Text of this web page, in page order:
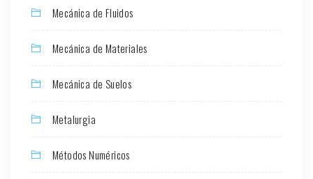
Mecánica de Fluidos
Mecánica de Materiales
Mecánica de Suelos
Metalurgia
Métodos Numéricos